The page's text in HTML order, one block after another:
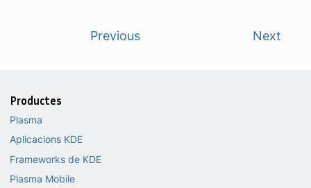
Previous Next
Productes
Plasma
Aplicacions KDE
Frameworks de KDE
Plasma Mobile